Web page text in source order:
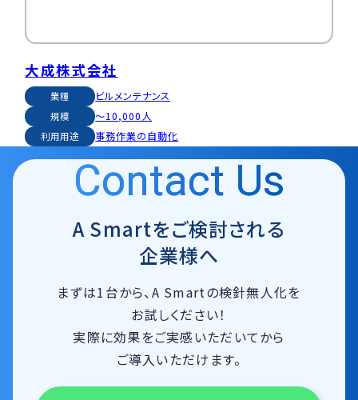
大成株式会社
業種 ビルメンテナンス
規模 〜10,000人
利用用途 事務作業の自動化
Contact Us
A Smartをご検討される
企業様へ
まずは1台から、A Smartの検針無人化を
お試しください！
実際に効果をご実感いただいてから
ご導入いただけます。